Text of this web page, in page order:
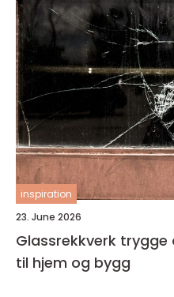
inspiration
23. June 2026
Glassrekkverk trygge og elegante løsninger
til hjem og bygg